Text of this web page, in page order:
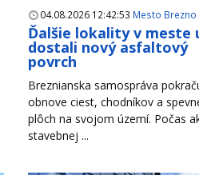
04.08.2026 12:42:53 Mesto Brezno
Ďalšie lokality v meste
dostali nový asfaltový
povrch
Breznianska samospráva
obnove ciest, chodníkov a
plôch na svojom území. Počas
stavebnej ...